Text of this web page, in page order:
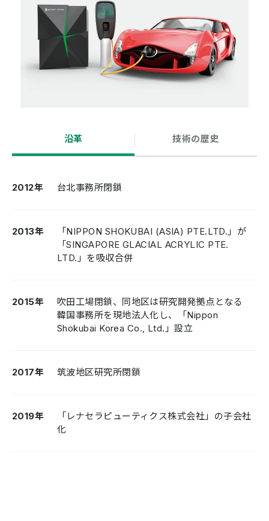
沿革 技術の歴史
2012年 台北事務所閉鎖
2013年
「NIPPON SHOKUBAI (ASIA) PTE.LTD.」が
「SINGAPORE GLACIAL ACRYLIC PTE.
LTD.」を吸収合併
2015年
吹田工場閉鎖、同地区は研究開発拠点となる
韓国事務所を現地法人化し、「Nippon
Shokubai Korea Co., Ltd.」設立
2017年 筑波地区研究所閉鎖
2019年
「レナセラピューティクス株式会社」の子会社
化